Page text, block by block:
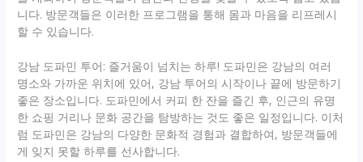
니다. 방문객들은 이러한 프로그램을 통해 몸과 마음을 리프레시
할 수 있습니다.
강남 도파민 투어: 즐거움이 넘치는 하루! 도파민은 강남의 여러
명소와 가까운 위치에 있어, 강남 투어의 시작이나 끝에 방문하기
좋은 장소입니다. 도파민에서 커피 한 잔을 즐긴 후, 인근의 유명
한 쇼핑 거리나 문화 공간을 탐방하는 것도 좋은 일정입니다. 이처
럼 도파민은 강남의 다양한 문화적 경험과 결합하여, 방문객들에
게 잊지 못할 하루를 선사합니다.